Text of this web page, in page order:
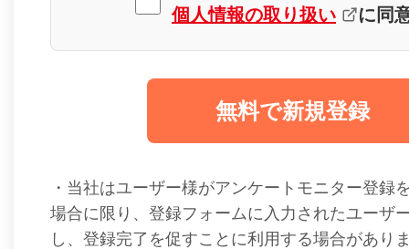
個人情報の取り扱い
に同
無料で新規登録
・当社はユーザー様がアンケートモニター登録
場合に限り、登録フォームに入力されたユーザ
し、登録完了を促すことに利用する場合があり